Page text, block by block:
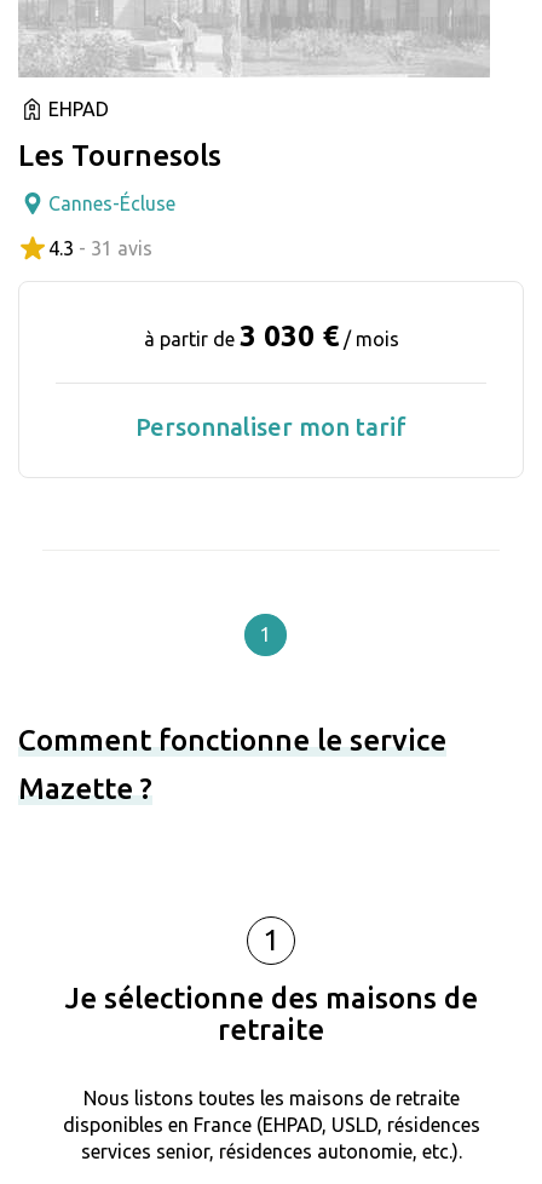
EHPAD
Les Tournesols
Cannes-Écluse
4.3 - 31 avis
à partir de 3 030 € / mois
Personnaliser mon tarif
1
Comment fonctionne le service
Mazette ?
1
Je sélectionne des maisons de
retraite
Nous listons toutes les maisons de retraite
disponibles en France (EHPAD, USLD, résidences
services senior, résidences autonomie, etc.).